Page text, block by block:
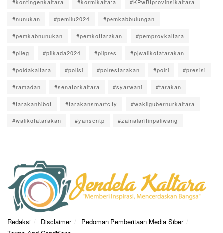
#kontingenkaltara #kormikaltara #KPwBIprovinsikaltara
#nunukan #pemilu2024 #pemkabbulungan
#pemkabnunukan #pemkottarakan #pemprovkaltara
#pileg #pilkada2024 #pilpres #pjwalikotatarakan
#poldakaltara #polisi #polrestarakan #polri #presisi
#ramadan #senatorkaltara #syarwani #tarakan
#tarakanhibot #tarakansmartcity #wakilgubernurkaltara
#walikotatarakan #yansentp #zainalarifinpaliwang
Redaksi Disclaimer
Pedoman Pemberitaan Media Siber